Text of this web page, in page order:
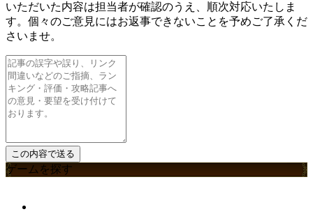
いただいた内容は担当者が確認のうえ、順次対応いたしま
す。個々のご意見にはお返事できないことを予めご了承くだ
さいませ。
ゲームを探す